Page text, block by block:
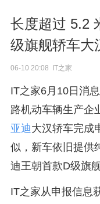
长度超过 5.2
级旗舰轿车大
06-10 20:08 IT之家
IT之家6月10日消
路机动车辆生产企
亚迪大汉轿车完成
似，新车依旧提供
迪王朝首款D级旗舰
IT之家从申报信息